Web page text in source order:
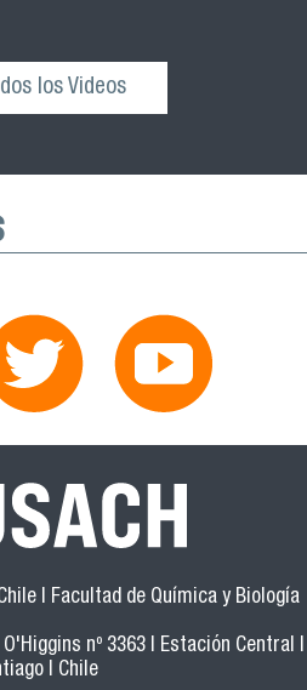
los Videos
| Facultad de Química y Biología
nº 3363 | Estación Central |
| Chile